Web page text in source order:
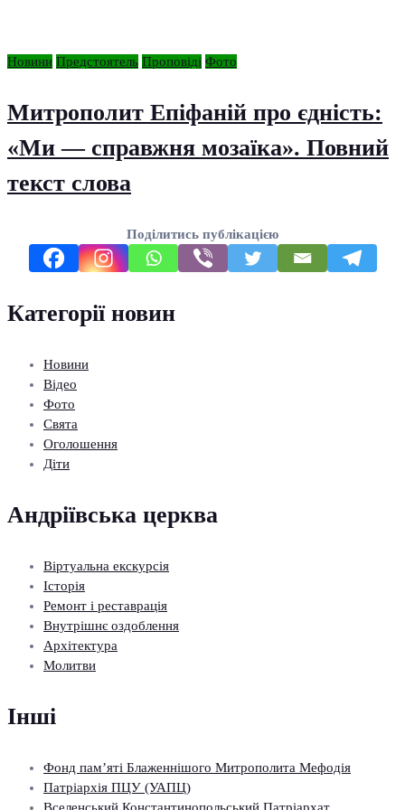
Новини Предстоятель Проповіді Фото
Митрополит Епіфаній про єдність:
«Ми — справжня мозаїка». Повний
текст слова
Поділитись публікацією
Категорії новин
Новини
Відео
Фото
Свята
Оголошення
Діти
Андріївська церква
Віртуальна екскурсія
Історія
Ремонт і реставрація
Внутрішнє оздоблення
Архітектура
Молитви
Інші
Фонд пам’яті Блаженнішого Митрополита Мефодія
Патріархія ПЦУ (УАПЦ)